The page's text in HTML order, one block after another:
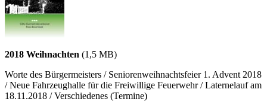
2018 Weihnachten (1,5 MB)
Worte des Bürgermeisters / Seniorenweihnachtsfeier 1. Advent 2018
/ Neue Fahrzeughalle für die Freiwillige Feuerwehr / Laternelauf am
18.11.2018 / Verschiedenes (Termine)